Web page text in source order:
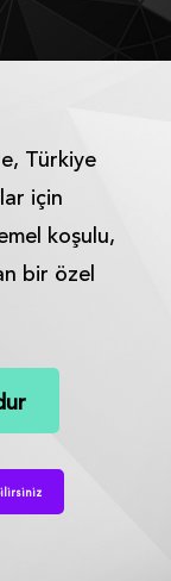
Türkiye
için
koşulu,
bir özel